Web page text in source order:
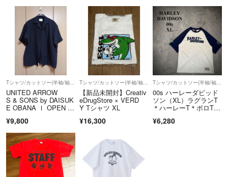
Tシャツ/カットソー(半袖/袖なし)
UNITED ARROW
S & SONS by DAISUK
E OBANA Ⅰ OPEN S
¥9,800
Tシャツ/カットソー(半袖/袖なし)
【新品未開封】Creativ
eDrugStore × VERD
Y Tシャツ XL
¥16,300
Tシャツ/カットソー(半袖/袖なし)
00s ハーレーダビッド
ソン（XL）ラグランT
＊ハーレーT＊ボロT＊
¥6,280